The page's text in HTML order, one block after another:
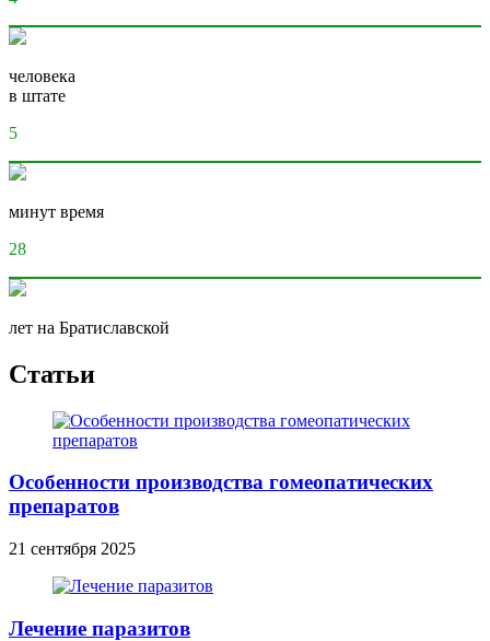
человека
в штате
5
минут время
28
лет на Братиславской
Статьи
Особенности производства гомеопатических
препаратов
21 сентября 2025
Лечение паразитов